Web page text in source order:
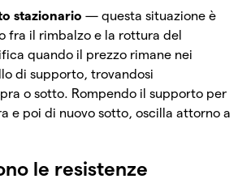
stazionario — questa situazione è
fra il rimbalzo e la rottura del
quando il prezzo rimane nei
di supporto, trovandosi
o sotto. Rompendo il supporto per
e poi di nuovo sotto, oscilla attorno a
le resistenze